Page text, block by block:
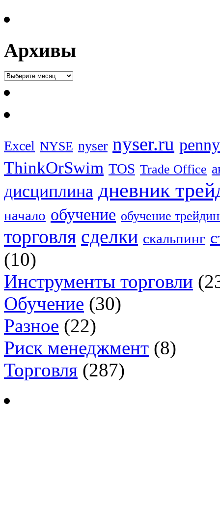
Архивы
Excel NYSE nyser nyser.ru
ThinkOrSwim TOS Trade Office
дисциплина дневник
начало обучение обучение
торговля сделки скальпинг
(10)
Инструменты торговли
Обучение (30)
Разное (22)
Риск менеджмент (8)
Торговля (287)